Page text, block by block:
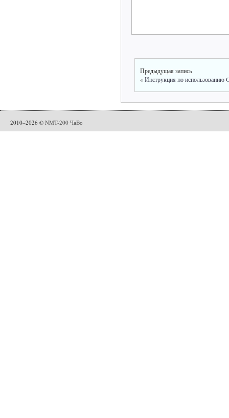
Предыдущая запись
«Инструкция по использованию
2010–2026 © NMT-200 ЧаВо